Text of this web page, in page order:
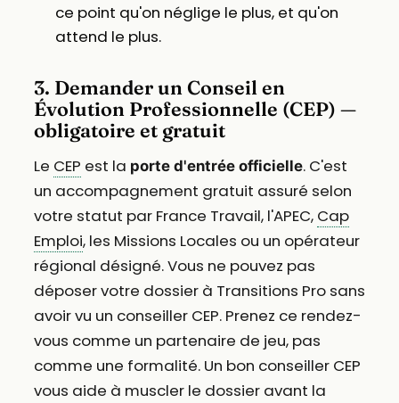
ce point qu'on néglige le plus, et qu'on
attend le plus.
3. Demander un Conseil en
Évolution Professionnelle (CEP) —
obligatoire et gratuit
Le CEP est la porte d'entrée officielle. C'est
un accompagnement gratuit assuré selon
votre statut par France Travail, l'APEC, Cap
Emploi, les Missions Locales ou un opérateur
régional désigné. Vous ne pouvez pas
déposer votre dossier à Transitions Pro sans
avoir vu un conseiller CEP. Prenez ce rendez-
vous comme un partenaire de jeu, pas
comme une formalité. Un bon conseiller CEP
vous aide à muscler le dossier avant la